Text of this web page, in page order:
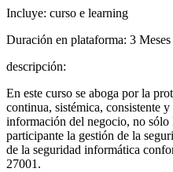
Incluye: curso e learning
Duración en plataforma: 3 Meses
descripción:
En este curso se aboga por la
continua, sistémica, consistente
información del negocio, no sólo
participante la gestión de la
de la seguridad informática
27001.